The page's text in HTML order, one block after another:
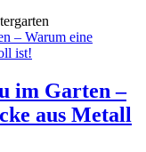
– Warum eine
ist!
im Garten –
aus Metall